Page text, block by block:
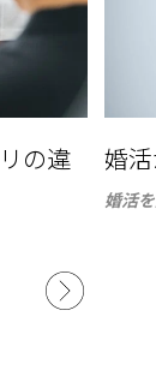
出
婚活